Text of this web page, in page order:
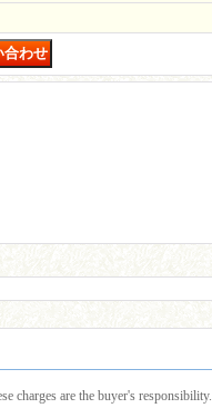
charges are the buyer's responsibility.